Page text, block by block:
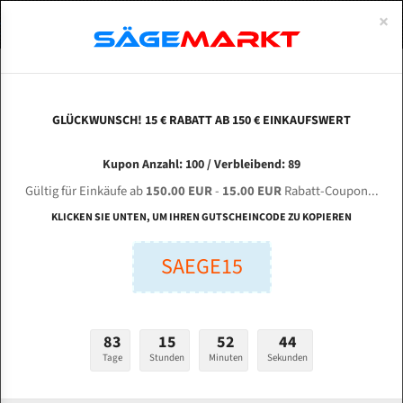
SINAIDA G 5340 / 40 - 200 für 4080 mm Bi-
Metall Bandsägeblätter
Länge (mm):
Stärken + Zahnteilung:
mm
ABOUTS
ENGLISH
Bi-Metall Meterware
Fleischerei Bandsägeblätter
Bandmesser Glatt Meterware
Konvex Meterware
×
GLÜCKWUNSCH! 15 € RABATT AB 150 € EINKAUFSWERT
Kupon Anzahl: 100 / Verbleibend: 89
Gültig für Einkäufe ab150.00 EUR- 15.00 EURRabatt-Coupon...
KLICKEN SIE UNTEN, UM IHREN GUTSCHEINCODE ZU KOPIEREN
SAEGE15
83
Tage
15
Stunden
52
Minuten
43
Sekunden